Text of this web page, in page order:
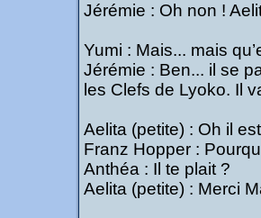
Jérémie : Oh non !
Yumi : Mais... mais
Jérémie : Ben... il se
les Clefs de Lyoko. Il
Aelita (petite) : Oh il
Franz Hopper :
Anthéa : Il te plait ?
Aelita (petite) : Merci